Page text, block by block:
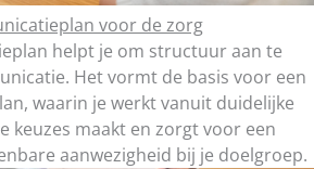
voor de zorg
helpt je om structuur aan te
Het vormt de basis voor een
waarin je werkt vanuit duidelijke
keuzes maakt en zorgt voor een
aanwezigheid bij je doelgroep.